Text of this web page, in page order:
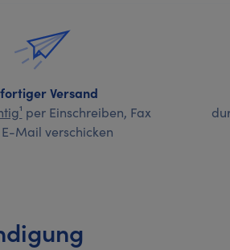
Versand
per Einschreiben, Fax
Mail verschicken